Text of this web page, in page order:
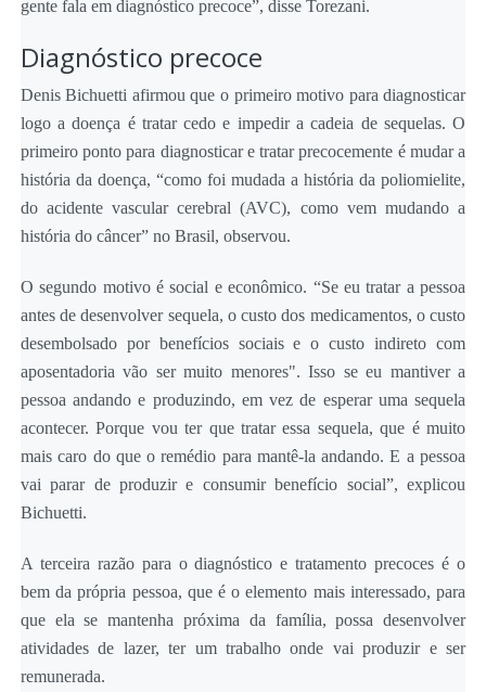
gente fala em diagnóstico precoce”, disse Torezani.
Diagnóstico precoce
Denis Bichuetti afirmou que o primeiro motivo para diagnosticar
logo a doença é tratar cedo e impedir a cadeia de sequelas. O
primeiro ponto para diagnosticar e tratar precocemente é mudar a
história da doença, “como foi mudada a história da poliomielite,
do acidente vascular cerebral (AVC), como vem mudando a
história do câncer” no Brasil, observou.
O segundo motivo é social e econômico. “Se eu tratar a pessoa
antes de desenvolver sequela, o custo dos medicamentos, o custo
desembolsado por benefícios sociais e o custo indireto com
aposentadoria vão ser muito menores". Isso se eu mantiver a
pessoa andando e produzindo, em vez de esperar uma sequela
acontecer. Porque vou ter que tratar essa sequela, que é muito
mais caro do que o remédio para mantê-la andando. E a pessoa
vai parar de produzir e consumir benefício social”, explicou
Bichuetti.
A terceira razão para o diagnóstico e tratamento precoces é o
bem da própria pessoa, que é o elemento mais interessado, para
que ela se mantenha próxima da família, possa desenvolver
atividades de lazer, ter um trabalho onde vai produzir e ser
remunerada.